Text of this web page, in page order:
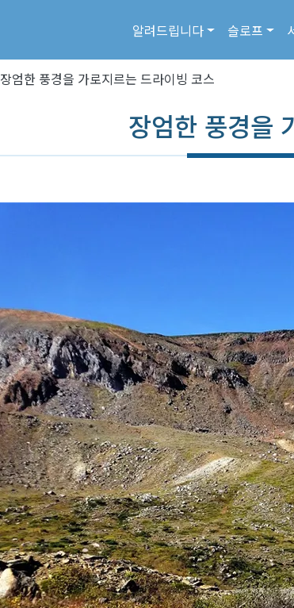
알려드립니다 슬로프
장엄한 풍경을 가로지르는 드라이빙 코스
장엄한 풍경을